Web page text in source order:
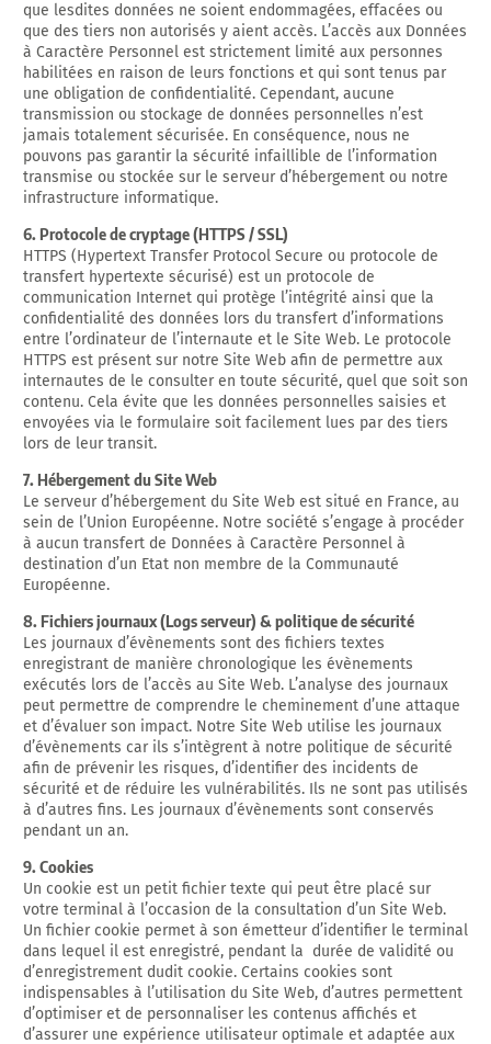
que lesdites données ne soient endommagées, effacées ou
que des tiers non autorisés y aient accès. L’accès aux Données
à Caractère Personnel est strictement limité aux personnes
habilitées en raison de leurs fonctions et qui sont tenus par
une obligation de confidentialité. Cependant, aucune
transmission ou stockage de données personnelles n’est
jamais totalement sécurisée. En conséquence, nous ne
pouvons pas garantir la sécurité infaillible de l’information
transmise ou stockée sur le serveur d’hébergement ou notre
infrastructure informatique.
6. Protocole de cryptage (HTTPS / SSL)
HTTPS (Hypertext Transfer Protocol Secure ou protocole de
transfert hypertexte sécurisé) est un protocole de
communication Internet qui protège l’intégrité ainsi que la
confidentialité des données lors du transfert d’informations
entre l’ordinateur de l’internaute et le Site Web. Le protocole
HTTPS est présent sur notre Site Web afin de permettre aux
internautes de le consulter en toute sécurité, quel que soit son
contenu. Cela évite que les données personnelles saisies et
envoyées via le formulaire soit facilement lues par des tiers
lors de leur transit.
7. Hébergement du Site Web
Le serveur d’hébergement du Site Web est situé en France, au
sein de l’Union Européenne. Notre société s’engage à procéder
à aucun transfert de Données à Caractère Personnel à
destination d’un Etat non membre de la Communauté
Européenne.
8. Fichiers journaux (Logs serveur) & politique de sécurité
Les journaux d’évènements sont des fichiers textes
enregistrant de manière chronologique les évènements
exécutés lors de l’accès au Site Web. L’analyse des journaux
peut permettre de comprendre le cheminement d’une attaque
et d’évaluer son impact. Notre Site Web utilise les journaux
d’évènements car ils s’intègrent à notre politique de sécurité
afin de prévenir les risques, d’identifier des incidents de
sécurité et de réduire les vulnérabilités. Ils ne sont pas utilisés
à d’autres fins. Les journaux d’évènements sont conservés
pendant un an.
9. Cookies
Un cookie est un petit fichier texte qui peut être placé sur
votre terminal à l’occasion de la consultation d’un Site Web.
Un fichier cookie permet à son émetteur d’identifier le terminal
dans lequel il est enregistré, pendant la durée de validité ou
d’enregistrement dudit cookie. Certains cookies sont
indispensables à l’utilisation du Site Web, d’autres permettent
d’optimiser et de personnaliser les contenus affichés et
d’assurer une expérience utilisateur optimale et adaptée aux